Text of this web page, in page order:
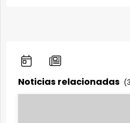
Noticias relacionadas